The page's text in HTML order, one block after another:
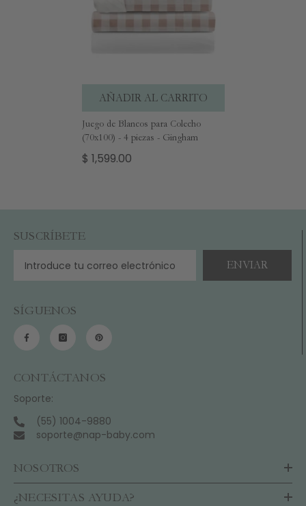
AÑADIR AL CARRITO
Juego de Blancos para Colecho
(70x100) - 4 piezas - Gingham
$ 1,599.00
SUSCRÍBETE
ENVIAR
SÍGUENOS
CONTÁCTANOS
Soporte:
(55) 1004-9880
soporte@nap-baby.com
NOSOTROS
¿NECESITAS AYUDA?